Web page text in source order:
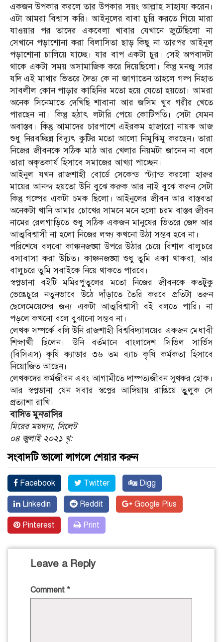
একজন উপকার করলে তার উপকার সয়ং আল্লাহ সাহায্য করেন।
এটা আমরা বিশ্বাস করি। আইনুলের বাবা চুরি করতে গিয়ে মারা
যাওয়ার পর তাদের একবেলা খাবার যেখানে জুটেছিলো না
সেখানে পড়াশোনা করা বিলাসিতা ছাড় কিছু না তারপর আইনুল
পড়াশোনা চালিয়ে যাচ্ছে। যার বাপ একটা চুর। সেই অপবাদটা
থাকে একটা সময় অসামাজিক করে দিয়েছিলো। কিন্তু মনজু স্যার
যদি এই মাথার ভিতরে দৈত্য কে না জাগাতেন তাহলে গল্প নিহাত
সাবলীল কোন পাড়ার কাহিনির মতো হয়ে যেতো হয়তো। আমরা
অনেক সিনেমাতে দেখিছি শাবানা আর জসিম খুব গরীর খেতে
পারছেন না। কিন্তু হঠাৎ লটারি পেয়ে কোটিপতি। সেটা যেমন
অবাস্তব। কিন্তু আমাদের চারপাশে এইরকম হাজারো নায়ক আজ
শুধু নিরবচ্ছিন্ন বিদ্যুৎ কুটির মতো আলো নিমুঝিমু করছেন। তারা
নিজের জীবনকে সঠিক মাঠ আর খেলার নিয়মটা জানেন না বলে
তারা অকৃতকার্য হিসাবে সমাজের আখ্যা পাচ্ছেন।
আইনুল যখন রাজশাহী বোর্ডে সেকেন্ড স্ট্যান্ড করলো হারুর
মায়ের আনন্দ হয়তো উনি বুঝে করুক আর নাই বুঝে করুন সেটা
কিন্তু গল্পের একটা চমক ছিলো। আইনুলের জীবন আর বাস্তবতা
অনেকটা খানি আমার চোখের সামনে মনে হলো চরম বাস্তব জীবন
নামের রেলগাড়িতে শুধু সঠিক একজন মানুষের ভিতরে জেদ আর
আত্মবিশ্বাসী না হলো নিজের লক্ষ্য কখনো উঠা সম্ভব হবে না।
পরিশেষে বলবো কাঞ্চনজঙ্ঘা উপরে উঠার চেয়ে বিশাল বালুচরে
বসাবাসা করা উচিত। কাঞ্চনজঙ্ঘা শুধু তুমি একা থাকবা, আর
বালুচরে তুমি সবাইকে নিয়ে থাকতে পারবে।
স্বপ্নডানা বইটি মমিরপুতুলের মতো নিজের জীবনকে কতটুকু
ভেঙেচুরে নতুনভাবে উঠে দাঁড়াতে তৈরি করবে প্রতিটা তরুন
ছেলেমেয়েদের জন্য একটা আত্মবিশ্বাসী বই বলতে পারি। না
পড়লে কখনো বলে বুঝানো সম্ভব না।
লেখক সম্পর্কে বলি উনি রাজশাহী বিশ্ববিদ্যালয়ের একজন মেধাবী
শিক্ষার্থী ছিলেন। উনি বর্তমানে বাংলাদেশ সিভিল সার্ভিস
(বিসিএস) কৃষি ক্যাডার ৩৬ তম ব্যাচ কৃষি কর্মকতা হিসাবে
নিয়োজিত আছেন।
লেখকদের কর্মজীবন এবং আগামীতে দাম্পত্যজীবন সুখকর হোক।
আর স্বপ্নডানা যেন সবার স্বপ্নের আঙ্গিয়ায় রাঙিয়ে তুুলুক সে
প্রত্যাশা রাখি।
বাসিত মুনতাসির
মিরের ময়দান, সিলেট
০৪ জুলাই ২০২১ খৃ:
সংবাদটি ভালো লাগলে শেয়ার করুন
Facebook Twitter Digg
Linkedin Reddit Google Plus
Pinterest Print
Leave a Reply
Comment *